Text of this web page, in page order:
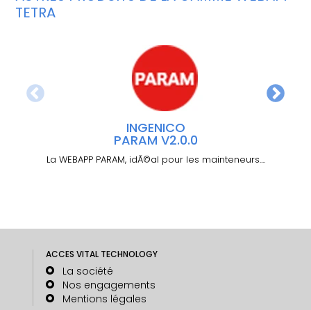
TETRA
INGENICO
PARAM V2.0.0
La WEBAPP PARAM, idÃ©al pour les mainteneurs....
ACCES VITAL TECHNOLOGY
La société
Nos engagements
Mentions légales